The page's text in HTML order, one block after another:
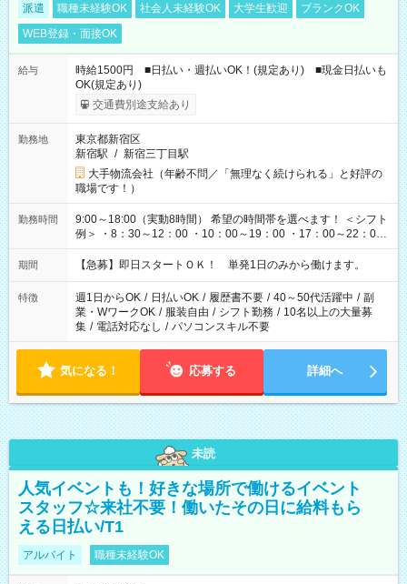
派遣 職種未経験OK 社会人未経験OK 大学生歓迎
ブランクOK
WEB登録・面接OK
給与
時給1500円 ■日払い・週払いOK！(規定あり) ■現金日払いも
OK(規定あり)
交通費別途支給あり
勤務地
東京都新宿区
新宿駅 / 新宿三丁目駅
大手物流会社（年齢不問／「無理なく続けられる」と好評の
職場です！）
勤務時間
9:00～18:00（実動8時間） 希望の時間帯を選べます！ ＜シフト
例＞ ・8：30～12：00 ・10：00～19：00 ・17：00～22：00
・13：00～22：00 ・22：00～翌6：00 など
期間 【急募】即日スタートＯＫ！ 単発1日のみから働けます。
特徴 週1日からOK / 日払いOK / 履歴書不要 / 40～50代活躍中 / 副
業・WワークOK / 服装自由 / シフト勤務 / 10名以上の大量募
集 / 電話対応なし / パソコンスキル不要
気になる！ 応募する 詳細へ
未読
人気イベントも！好きな場所で働けるイベント
スタッフ☆来社不要！働いたその日に給料もら
える日払い/T1
アルバイト 職種未経験OK